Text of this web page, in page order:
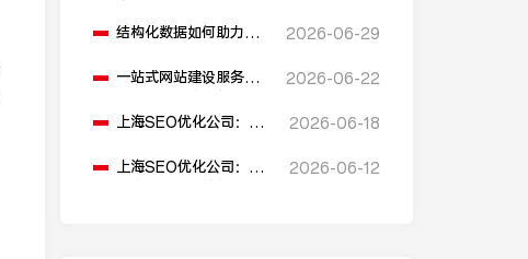
结构化数据如何助力
2026-06-29
一站式网站建设服务平
2026-06-22
上海SEO优化公司：如
升点击率和SEO效果？
2026-06-18
上海SEO优化公司：有
2026-06-12